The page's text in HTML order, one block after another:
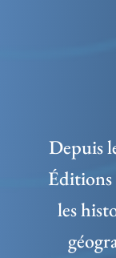
Depuis
les